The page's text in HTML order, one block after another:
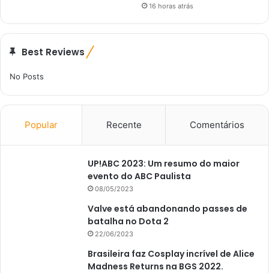
16 horas atrás
Best Reviews
No Posts
Popular Recente Comentários
UP!ABC 2023: Um resumo do maior
evento do ABC Paulista
08/05/2023
Valve está abandonando passes de
batalha no Dota 2
22/06/2023
Brasileira faz Cosplay incrível de Alice
Madness Returns na BGS 2022.